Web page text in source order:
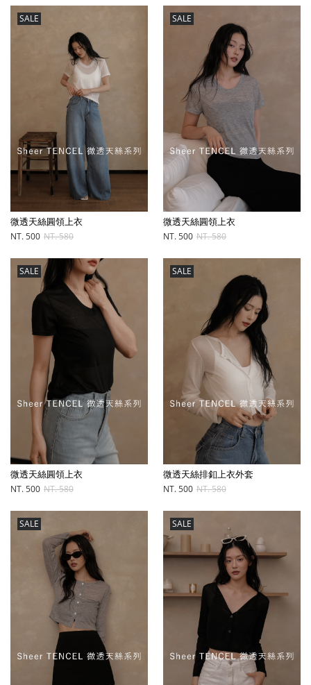
SALE
微透天絲圓領上衣
NT. 500 NT. 580
SALE
微透天絲圓領上衣
NT. 500 NT. 580
SALE
微透天絲圓領上衣
NT. 500 NT. 580
SALE
微透天絲排釦上衣外套
NT. 500 NT. 580
SALE SALE